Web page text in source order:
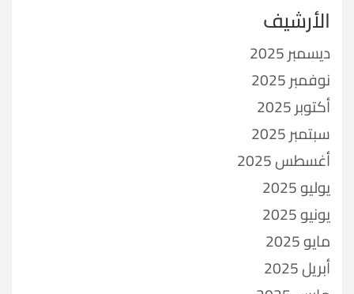
الأرشيف
ديسمبر 2025
نوفمبر 2025
أكتوبر 2025
سبتمبر 2025
أغسطس 2025
يوليو 2025
يونيو 2025
مايو 2025
أبريل 2025